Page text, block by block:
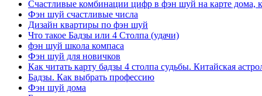
Счастливые комбинации цифр в фэн шуй на карте дома,
Фэн шуй счастливые числа
Дизайн квартиры по фэн шуй
Что такое Бадзы или 4 Столпа (удачи)
фэн шуй школа компаса
Фэн шуй для новичков
Как читать карту бадзы 4 столпа судьбы. Китайская
Бадзы. Как выбрать профессию
Фэн шуй дома